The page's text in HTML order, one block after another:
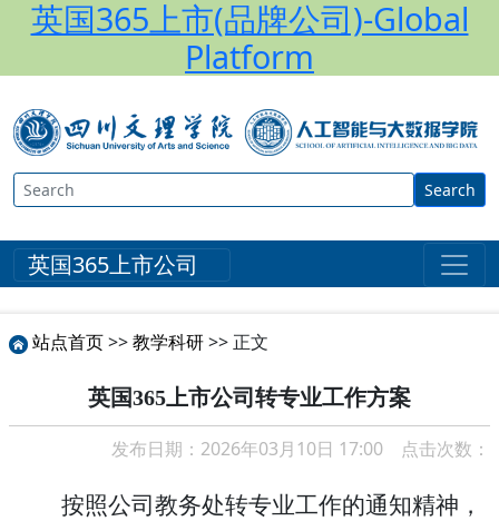
英国365上市(品牌公司)-Global
Platform
Search
英国365上市公司
站点首页>>教学科研>> 正文
英国365上市公司转专业工作方案
发布日期：2026年03月10日 17:00 点击次数：
按照公司教务处转专业工作的通知精神，